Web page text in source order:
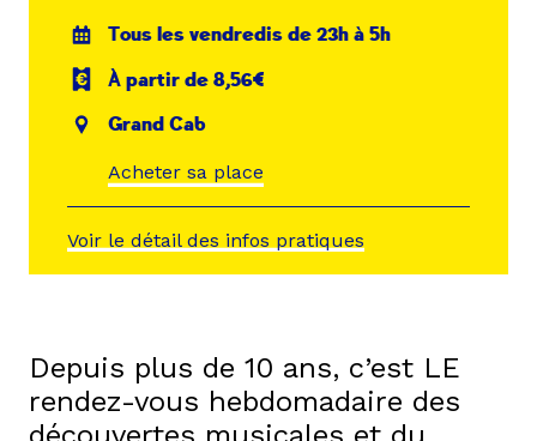
Tous les vendredis de 23h à 5h
À partir de 8,56€
Grand Cab
Acheter sa place
Voir le détail des infos pratiques
Depuis plus de 10 ans, c’est LE
rendez-vous hebdomadaire des